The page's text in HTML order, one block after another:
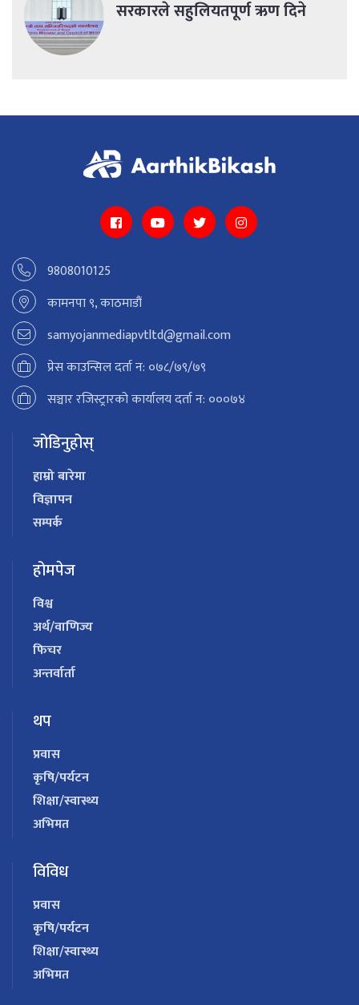
सरकारले सहुलियतपूर्ण ऋण दिने
9808010125
कामनपा ९, काठमाडौं
samyojanmediapvtltd@gmail.com
प्रेस काउन्सिल दर्ता न: ०७८/७९/७९
सञ्चार रजिस्ट्रारको कार्यालय दर्ता न: ०००७४
जोडिनुहोस्
हाम्रो बारेमा
विज्ञापन
सम्पर्क
होमपेज
विश्व
अर्थ/वाणिज्य
फिचर
अन्तर्वार्ता
थप
प्रवास
कृषि/पर्यटन
शिक्षा/स्वास्थ्य
अभिमत
विविध
प्रवास
कृषि/पर्यटन
शिक्षा/स्वास्थ्य
अभिमत